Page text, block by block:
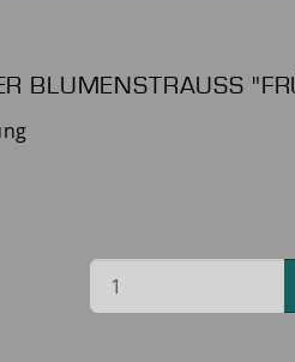
BLUMENSTRAUSS